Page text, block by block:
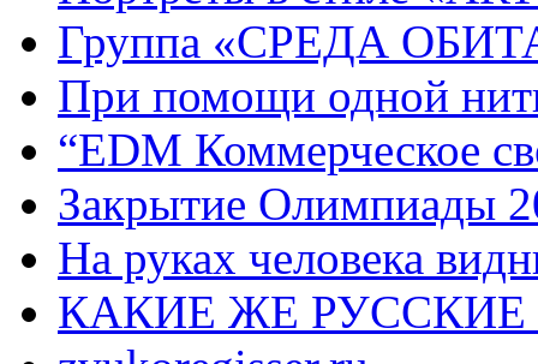
Группа «СРЕДА
При помощи одной
“EDM Коммерческое
Закрытие Олимпиады
На руках человека
КАКИЕ ЖЕ РУССКИЕ